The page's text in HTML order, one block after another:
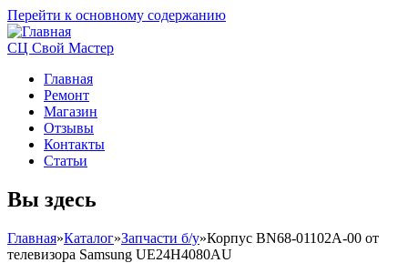
Перейти к основному содержанию
СЦ Свой Мастер
Главная
Ремонт
Магазин
Отзывы
Контакты
Статьи
Вы здесь
Главная»Каталог»Запчасти б/у»Корпус BN68-01102A-00 от
телевизора Samsung UE24H4080AU